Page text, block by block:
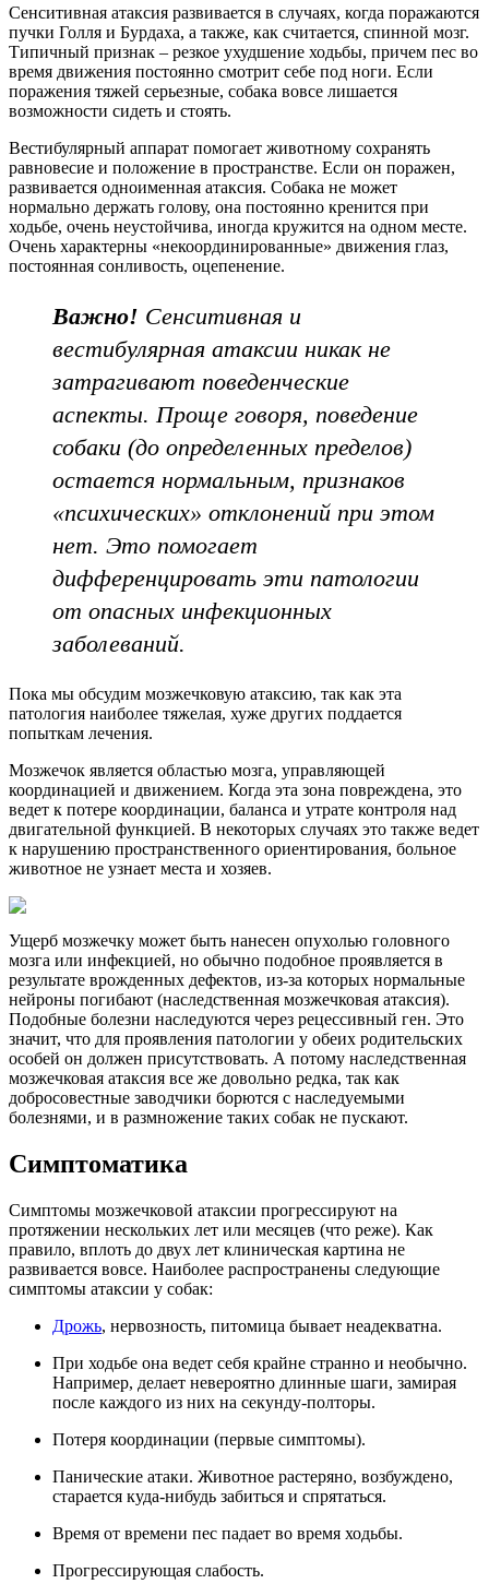
Сенситивная атаксия развивается в случаях, когда поражаются
пучки Голля и Бурдаха, а также, как считается, спинной мозг.
Типичный признак – резкое ухудшение ходьбы, причем пес во
время движения постоянно смотрит себе под ноги. Если
поражения тяжей серьезные, собака вовсе лишается
возможности сидеть и стоять.
Вестибулярный аппарат помогает животному сохранять
равновесие и положение в пространстве. Если он поражен,
развивается одноименная атаксия. Собака не может
нормально держать голову, она постоянно кренится при
ходьбе, очень неустойчива, иногда кружится на одном месте.
Очень характерны «некоординированные» движения глаз,
постоянная сонливость, оцепенение.
Важно! Сенситивная и
вестибулярная атаксии никак не
затрагивают поведенческие
аспекты. Проще говоря, поведение
собаки (до определенных пределов)
остается нормальным, признаков
«психических» отклонений при этом
нет. Это помогает
дифференцировать эти патологии
от опасных инфекционных
заболеваний.
Пока мы обсудим мозжечковую атаксию, так как эта
патология наиболее тяжелая, хуже других поддается
попыткам лечения.
Мозжечок является областью мозга, управляющей
координацией и движением. Когда эта зона повреждена, это
ведет к потере координации, баланса и утрате контроля над
двигательной функцией. В некоторых случаях это также ведет
к нарушению пространственного ориентирования, больное
животное не узнает места и хозяев.
Ущерб мозжечку может быть нанесен опухолью головного
мозга или инфекцией, но обычно подобное проявляется в
результате врожденных дефектов, из-за которых нормальные
нейроны погибают (наследственная мозжечковая атаксия).
Подобные болезни наследуются через рецессивный ген. Это
значит, что для проявления патологии у обеих родительских
особей он должен присутствовать. А потому наследственная
мозжечковая атаксия все же довольно редка, так как
добросовестные заводчики борются с наследуемыми
болезнями, и в размножение таких собак не пускают.
Симптоматика
Симптомы мозжечковой атаксии прогрессируют на
протяжении нескольких лет или месяцев (что реже). Как
правило, вплоть до двух лет клиническая картина не
развивается вовсе. Наиболее распространены следующие
симптомы атаксии у собак:
Дрожь, нервозность, питомица бывает неадекватна.
При ходьбе она ведет себя крайне странно и необычно.
Например, делает невероятно длинные шаги, замирая
после каждого из них на секунду-полторы.
Потеря координации (первые симптомы).
Панические атаки. Животное растеряно, возбуждено,
старается куда-нибудь забиться и спрятаться.
Время от времени пес падает во время ходьбы.
Прогрессирующая слабость.